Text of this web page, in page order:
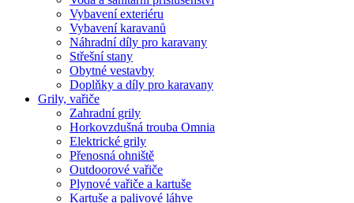
Vybavení exteriéru
Vybavení karavanů
Náhradní díly pro karavany
Střešní stany
Obytné vestavby
Doplňky a díly pro karavany
Grily, vařiče
Zahradní grily
Horkovzdušná trouba Omnia
Elektrické grily
Přenosná ohniště
Outdoorové vařiče
Plynové vařiče a kartuše
Kartuše a palivové láhve